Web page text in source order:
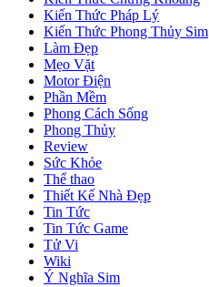
Kiến Thức Pháp Lý
Kiến Thức Phong Thủy Sim
Làm Đẹp
Mẹo Vặt
Motor Điện
Phần Mềm
Phong Cách Sống
Phong Thủy
Review
Sức Khỏe
Thể thao
Thiết Kế Nhà Đẹp
Tin Tức
Tin Tức Game
Tử Vi
Wiki
Ý Nghĩa Sim